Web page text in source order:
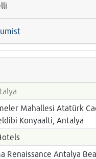
Mahallesi Atatürk
Konyaalti, Antalya
Renaissance Antalya